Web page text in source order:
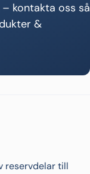
kontakta oss så
&
reservdelar till